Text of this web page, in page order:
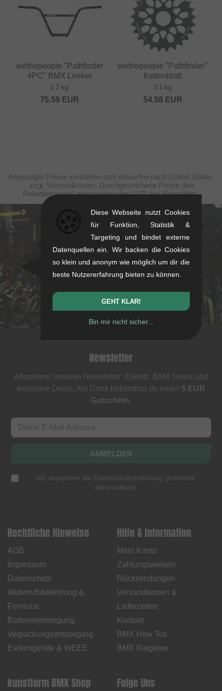
wethepeople "Pathfinder
4PC" BMX Lenker
1.2 kg
75.59 EUR
wethepeople "Pathfinder"
Kettenblatt
0.1 kg
54.58 EUR
Angezeigte Preise verstehen sich steuerfrei nach United States,
zzgl. Versandkosten. Durchgestrichene Preise (bei
Rabattierungen) entsprechen der UVP des Herstellers.
kunstform Stuttgart
Rotebühlstr. 63, 70178 Stuttgart
Mo-Fr: 11-13 & 14-18
Sa: 11-16
stuttgart@kunstform.org
Newsletter
Abonniere unseren Newsletter: Events, BMX News und
exklusive Deals. Als Dank bekommst du einen 5 EUR
Gutschein.
ANMELDEN
Ich akzeptiere die Datenschutzerklärung (jederzeit
abbestellbar)
Rechtliche Hinweise
AGB
Impressum
Datenschutz
Widerrufsbelehrung &
Formular
Batterieentsorgung
Verpackungsentsorgung
Elektrogeräte & WEEE
Hilfe & Information
Mein Konto
Zahlungsweisen
Rücksendungen
Versandkosten &
Lieferzeiten
Kontakt
BMX How Tos
BMX Ratgeber
kunstform BMX Shop Folge Uns
Diese Webseite nutzt Cookies
für Funktion, Statistik &
Targeting und bindet externe
Datenquellen ein. Wir backen die Cookies
so klein und anonym wie möglich um dir die
beste Nutzererfahrung bieten zu können.
GEHT KLAR!
Bin mir nicht sicher...